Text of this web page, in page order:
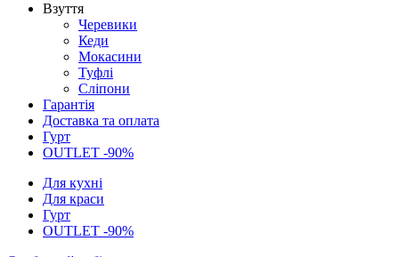
Взуття
Черевики
Кеди
Мокасини
Туфлі
Сліпони
Гарантія
Доставка та оплата
Гурт
OUTLET -90%
Для кухні
Для краси
Гурт
OUTLET -90%